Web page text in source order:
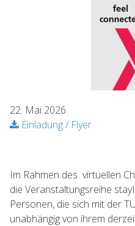
22. Mai 2026
Einladung / Flyer
Im Rahmen des virtuellen
die Veranstaltungsreihe
Personen, die sich mit der
unabhängig von ihrem